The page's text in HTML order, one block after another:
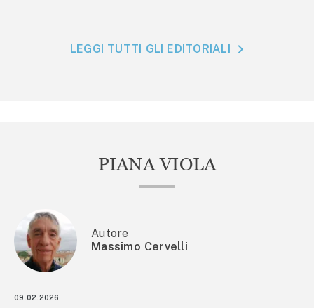
LEGGI TUTTI GLI EDITORIALI
PIANA VIOLA
Autore
Massimo Cervelli
09.02.2026